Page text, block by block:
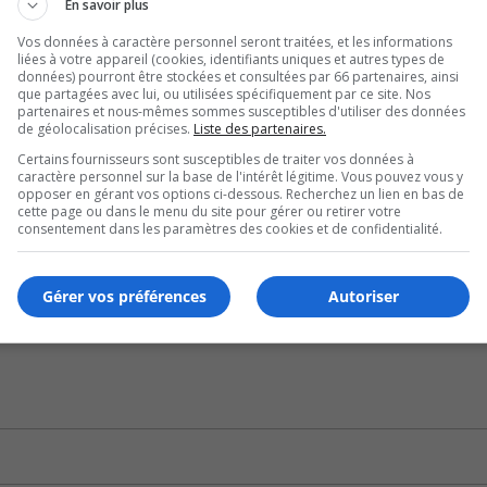
des signalements.
bénéficieront du soutien de la Croix-Rouge.
le Vieux-Longueuil est cependant le seul qui doit fermer,
torrentielles risquent d’être de plus en plus
le même jour que ses demandes de meilleur soutien
du climat.
En savoir plus
Vos données à caractère personnel seront traitées, et les informations
liées à votre appareil (cookies, identifiants uniques et autres types de
données) pourront être stockées et consultées par 66 partenaires, ainsi
que partagées avec lui, ou utilisées spécifiquement par ce site. Nos
partenaires et nous-mêmes sommes susceptibles d'utiliser des données
de géolocalisation précises. Liste des partenaires.
Certains fournisseurs sont susceptibles de traiter vos données à
caractère personnel sur la base de l'intérêt légitime. Vous pouvez vous y
opposer en gérant vos options ci-dessous. Recherchez un lien en bas de
cette page ou dans le menu du site pour gérer ou retirer votre
consentement dans les paramètres des cookies et de confidentialité.
Autoriser
Gérer vos préférences